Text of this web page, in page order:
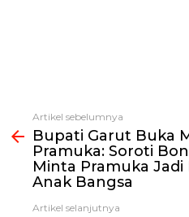
Lihat
selengkapnya
Artikel sebelumnya
Bupati Garut Buka
Pramuka: Soroti
Minta Pramuka
Anak Bangsa
Artikel selanjutnya